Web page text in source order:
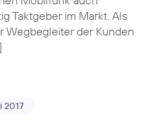
Taktgeber im Markt. Als
Wegbegleiter der Kunden
2017